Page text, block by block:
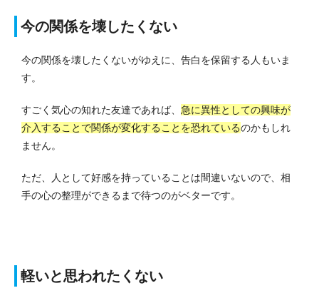
今の関係を壊したくない
今の関係を壊したくないがゆえに、告白を保留する人もいま
す。
すごく気心の知れた友達であれば、 急に異性としての興味が
介入することで関係が変化することを恐れているのかもしれ
ません。
ただ、人として好感を持っていることは間違いないので、相
手の心の整理ができるまで待つのがベターです。
軽いと思われたくない